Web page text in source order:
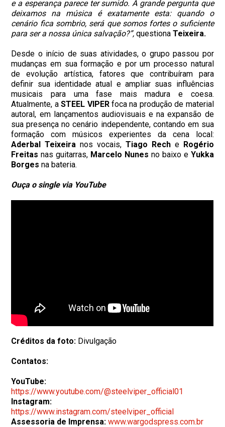
e a esperança parece ter sumido. A grande pergunta que
deixamos na música é exatamente esta: quando o
cenário fica sombrio, será que somos fortes o suficiente
para ser a nossa única salvação?”, questionaTeixeira.
Desde o início de suas atividades, o grupo passou por
mudanças em sua formação e por um processo natural
de evolução artística, fatores que contribuíram para
definir sua identidade atual e ampliar suas influências
musicais para uma fase mais madura e coesa.
Atualmente, aSTEEL VIPERfoca na produção de material
autoral, em lançamentos audiovisuais e na expansão de
sua presença no cenário independente, contando em sua
formação com músicos experientes da cena local:
Aderbal Teixeira nos vocais, Tiago Reche Rogério
Freitas nas guitarras, Marcelo Nunes no baixo e Yukka
Borges na bateria.
Ouça o single via YouTube
Créditos da foto: Divulgação
Contatos:
YouTube:
https://www.youtube.com/@steelviper_official01
Instagram:
https://www.instagram.com/steelviper_official
Assessoria de Imprensa:www.wargodspress.com.br